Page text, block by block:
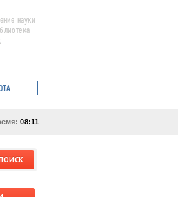
науки
08:11